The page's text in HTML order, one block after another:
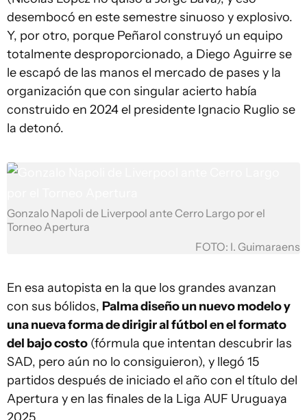
desembocó en este semestre sinuoso y explosivo.
Y, por otro, porque Peñarol construyó un equipo
totalmente desproporcionado, a Diego Aguirre se
le escapó de las manos el mercado de pases y la
organización que con singular acierto había
construido en 2024 el presidente Ignacio Ruglio se
la detonó.
Gonzalo Napoli de Liverpool ante Cerro Largo por el
Torneo Apertura
FOTO: I. Guimaraens
En esa autopista en la que los grandes avanzan
con sus bólidos, Palma diseño un nuevo modelo y
una nueva forma de dirigir al fútbol en el formato
del bajo costo (fórmula que intentan descubrir las
SAD, pero aún no lo consiguieron), y llegó 15
partidos después de iniciado el año con el título del
Apertura y en las finales de la Liga AUF Uruguaya